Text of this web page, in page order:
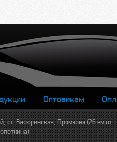
Оптовикам
ст. Васюринская, Промзона (26 км от